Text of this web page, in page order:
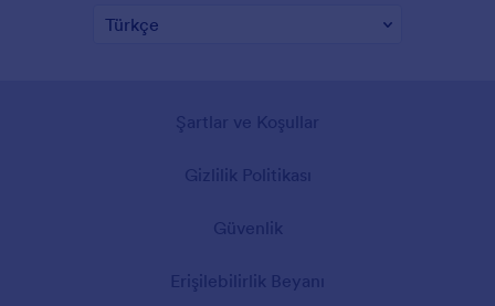
Şartlar ve Koşullar
Gizlilik Politikası
Güvenlik
Erişilebilirlik Beyanı